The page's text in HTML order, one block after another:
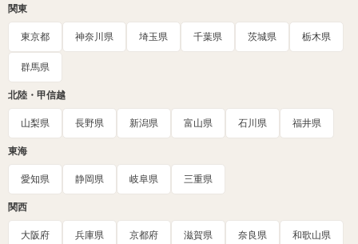
関東
東京都 神奈川県 埼玉県 千葉県 茨城県 栃木県
群馬県
北陸・甲信越
山梨県 長野県 新潟県 富山県 石川県 福井県
東海
愛知県 静岡県 岐阜県 三重県
関西
大阪府 兵庫県 京都府 滋賀県 奈良県 和歌山県